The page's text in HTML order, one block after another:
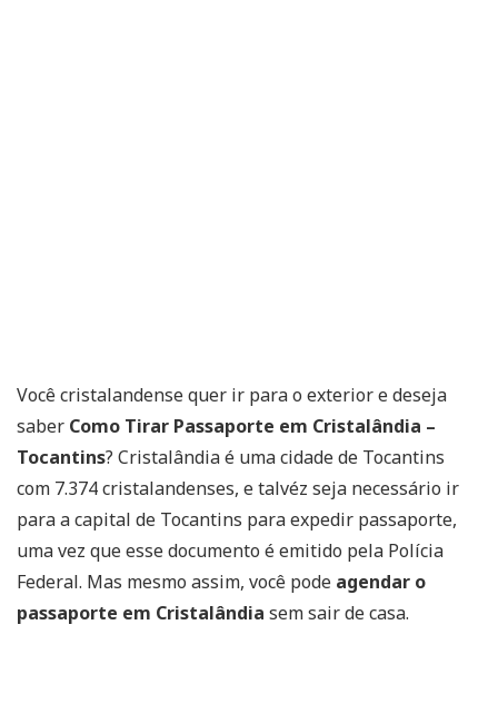
Você cristalandense quer ir para o exterior e deseja
saber Como Tirar Passaporte em Cristalândia –
Tocantins? Cristalândia é uma cidade de Tocantins
com 7.374 cristalandenses, e talvéz seja necessário ir
para a capital de Tocantins para expedir passaporte,
uma vez que esse documento é emitido pela Polícia
Federal. Mas mesmo assim, você pode agendar o
passaporte em Cristalândia sem sair de casa.